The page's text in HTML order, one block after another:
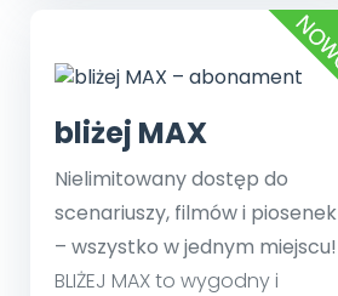
bliżej MAX
Nielimitowany dostęp do
scenariuszy, filmów i piosenek
– wszystko w jednym miejscu!
BLIŻEJ MAX to wygodny i